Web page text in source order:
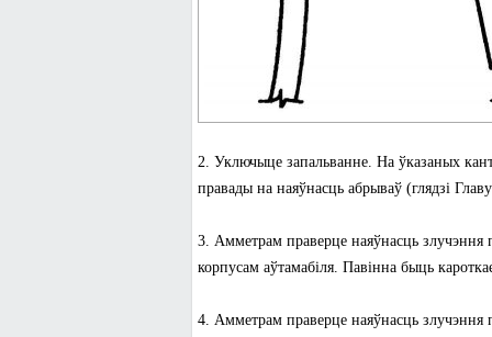
2. Уключыце запальванне. На ўказаных
правады на наяўнасць абрываў (глядзі Главу
3. Амметрам праверце наяўнасць злучэння
корпусам аўтамабіля. Павінна быць
4. Амметрам праверце наяўнасць злучэння